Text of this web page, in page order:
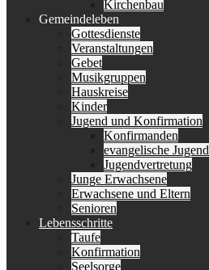
Kirchenbau
Gemeindeleben
Gottesdienste
Veranstaltungen
Gebet
Musikgruppen
Hauskreise
Kinder
Jugend und Konfirmation
Konfirmanden
evangelische Jugend
Jugendvertretung
Junge Erwachsene
Erwachsene und Eltern
Senioren
Lebensschritte
Taufe
Konfirmation
Seelsorge